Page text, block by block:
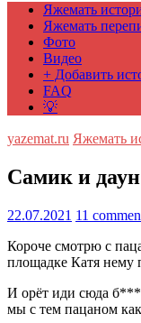
Яжемать
Яжемать
Фото
Видео
+ Добавить
FAQ
💡
yazemat.ru Яжемать
Самик и даун
22.07.2021 11
Короче смотрю с
площадке Катя нему
И орёт иди сюда
мы с тем пацаном